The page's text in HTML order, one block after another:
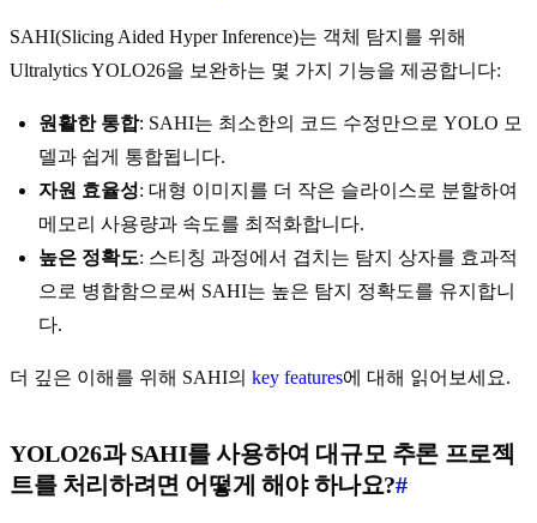
SAHI(Slicing Aided Hyper Inference)는 객체 탐지를 위해
Ultralytics YOLO26을 보완하는 몇 가지 기능을 제공합니다:
원활한 통합: SAHI는 최소한의 코드 수정만으로 YOLO 모
델과 쉽게 통합됩니다.
자원 효율성: 대형 이미지를 더 작은 슬라이스로 분할하여
메모리 사용량과 속도를 최적화합니다.
높은 정확도: 스티칭 과정에서 겹치는 탐지 상자를 효과적
으로 병합함으로써 SAHI는 높은 탐지 정확도를 유지합니
다.
더 깊은 이해를 위해 SAHI의 key features에 대해 읽어보세요.
YOLO26과 SAHI를 사용하여 대규모 추론 프로젝
트를 처리하려면 어떻게 해야 하나요?#